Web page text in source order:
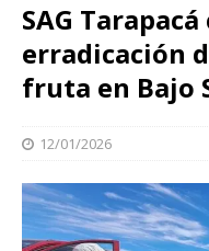
SAG
erradicación
fruta en Bajo
12/01/2026